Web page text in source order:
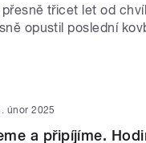
třicet let od
opustil poslední
únor 2025
a připíjíme.